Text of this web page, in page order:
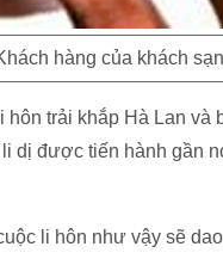
hàng của khách
hôn trải khắp Hà Lan
dị được tiến hành gần
li hôn như vậy sẽ